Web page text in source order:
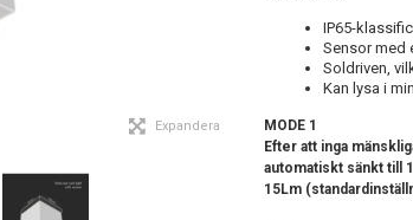
Expandera
IP65-
Sensor med
Soldriven,
Kan lysa i
MODE 1
Efter att inga
automatiskt sänkt till
15Lm